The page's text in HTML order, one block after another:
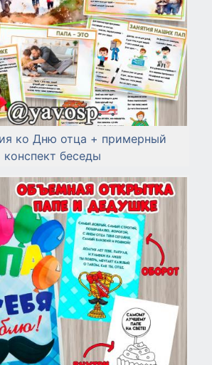
ко Дню отца + примерный
конспект беседы